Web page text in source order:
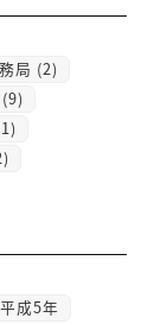
局 (2)
(9)
平成5年